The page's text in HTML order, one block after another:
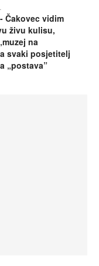
Čakovec vidim
živu kulisu,
na
svaki posjetitelj
„postava”